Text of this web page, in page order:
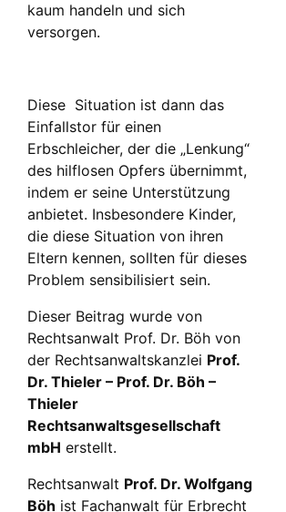
kaum handeln und sich
versorgen.
Diese Situation ist dann das
Einfallstor für einen
Erbschleicher, der die „Lenkung“
des hilflosen Opfers übernimmt,
indem er seine Unterstützung
anbietet. Insbesondere Kinder,
die diese Situation von ihren
Eltern kennen, sollten für dieses
Problem sensibilisiert sein.
Dieser Beitrag wurde von
Rechtsanwalt Prof. Dr. Böh von
der Rechtsanwaltskanzlei Prof.
Dr. Thieler – Prof. Dr. Böh –
Thieler
Rechtsanwaltsgesellschaft
mbH erstellt.
Rechtsanwalt Prof. Dr. Wolfgang
Böh ist Fachanwalt für Erbrecht